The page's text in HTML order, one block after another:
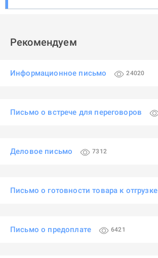
Рекомендуем
Информационное письмо 24020
Письмо о встрече для переговоров
Деловое письмо 7312
Письмо о готовности товара к отгрузке
Письмо о предоплате 6421